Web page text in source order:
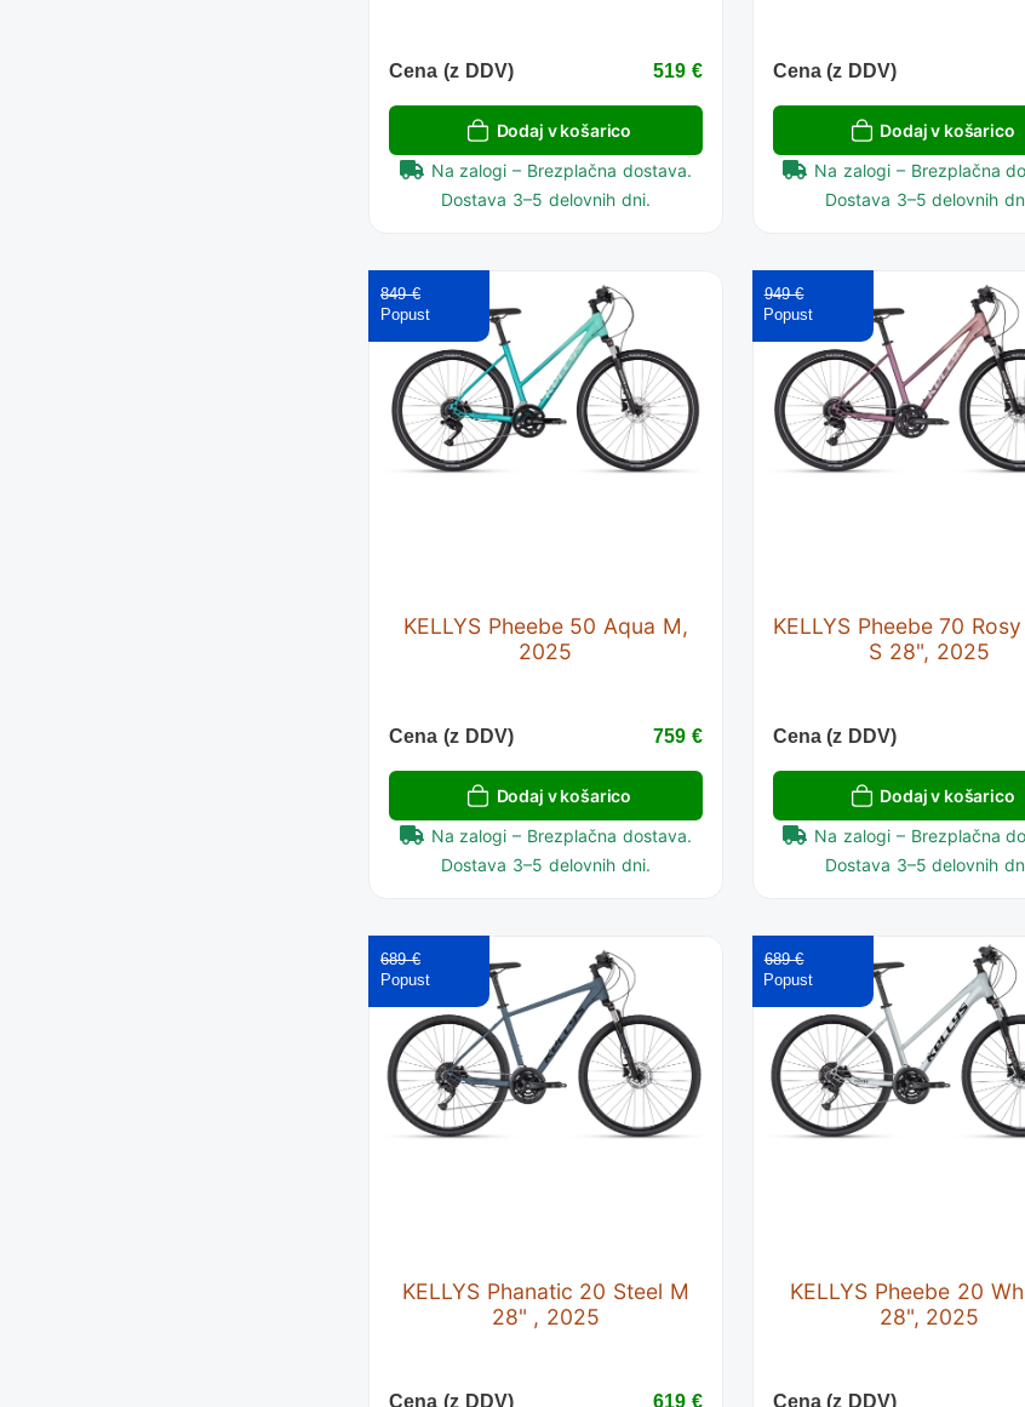
Cena (z DDV) 519 €
Dodaj v košarico
Na zalogi – Brezplačna dostava.
Dostava 3–5 delovnih dni.
Cena (z DDV)
Dodaj v košarico
Na zalogi – Brezplačna
Dostava 3–5 delovnih
KELLYS Pheebe 50 Aqua M,
2025
849 €
Cena (z DDV) 759 €
Dodaj v košarico
Na zalogi – Brezplačna dostava.
Dostava 3–5 delovnih dni.
KELLYS Pheebe 70
S 28", 2025
949 €
Cena (z DDV)
Dodaj v košarico
Na zalogi – Brezplačna
Dostava 3–5 delovnih
KELLYS Phanatic 20 Steel M
28" , 2025
689 €
Cena (z DDV) 619 €
KELLYS Pheebe 20
28", 2025
689 €
Cena (z DDV)